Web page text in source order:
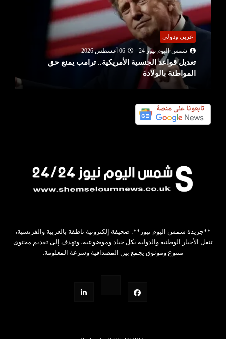
عربي ودولي
شمس اليوم نيوز 24
06 أغسطس 2026
تعديل قواعد الجنسية الأمريكية.. ترامب يمنع حق
المواطنة بالولادة
**جريدة شمس اليوم نيوز**: صحيفة إلكترونية ناطقة بالعربية والفرنسية،
تنقل الأخبار الوطنية والدولية بكل حياد وموضوعية، وتهدف إلى تقديم محتوى
متنوع وموثوق يجمع بين المصداقية وسرعة المعلومة.